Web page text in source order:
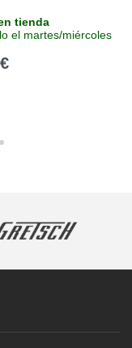
tienda
el martes/miércoles
€